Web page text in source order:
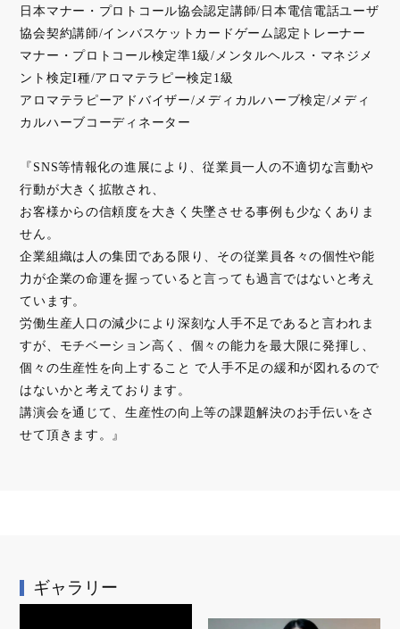
日本マナー・プロトコール協会認定講師/日本電信電話ユーザ
協会契約講師/インバスケットカードゲーム認定トレーナー
マナー・プロトコール検定準1級/メンタルヘルス・マネジメ
ント検定I種/アロマテラピー検定1級
アロマテラピーアドバイザー/メディカルハーブ検定/メディ
カルハーブコーディネーター
『SNS等情報化の進展により、従業員一人の不適切な言動や
行動が大きく拡散され、
お客様からの信頼度を大きく失墜させる事例も少なくありま
せん。
企業組織は人の集団である限り、その従業員各々の個性や能
力が企業の命運を握っていると言っても過言ではないと考え
ています。
労働生産人口の減少により深刻な人手不足であると言われま
すが、モチベーション高く、個々の能力を最大限に発揮し、
個々の生産性を向上すること で人手不足の緩和が図れるので
はないかと考えております。
講演会を通じて、生産性の向上等の課題解決のお手伝いをさ
せて頂きます。』
ギャラリー